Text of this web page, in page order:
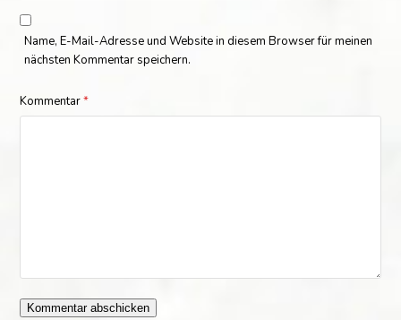
Name, E-Mail-Adresse und Website in diesem Browser für meinen
nächsten Kommentar speichern.
Kommentar*